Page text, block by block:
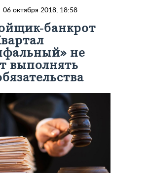
06 октября 2018, 18:58
банкрот
не
выполнять